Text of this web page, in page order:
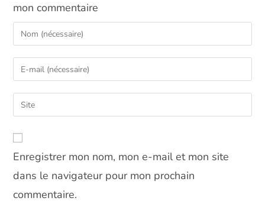
mon commentaire
Enter
your
name
comment
Enter
your
email
address
Saisir
l’URL
votre
site
(facultatif)
Enregistrer mon nom, mon e-mail et mon site
dans le navigateur pour mon prochain
commentaire.